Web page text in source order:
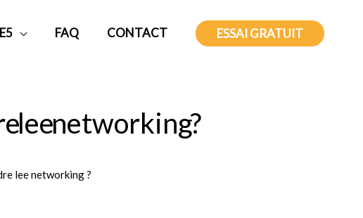
FAQ CONTACT ESSAI GRATUIT
lee networking ?
lee networking ?